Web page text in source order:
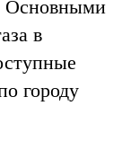
в
городу